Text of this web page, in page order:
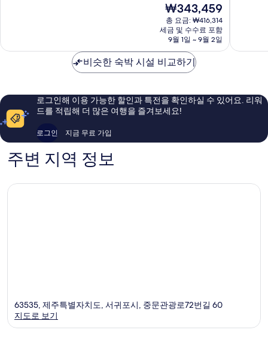
최
이
후
기
현
재
요
금
₩343,459
₩343,459
총 요금: ₩416,314
세금 및 수수료 포함
9월 1일 ~ 9월 2일
최
이
용
비슷한 숙박 시설 비교하기
로그인해 이용 가능한 할인과 특전을 확인하실 수 있어요. 리워
드를 적립해 더 많은 여행을 즐겨보세요!
로그인 지금 무료 가입
주변 지역 정보
63535, 제주특별자치도, 서귀포시, 중문관광로72번길 60
지도로 보기